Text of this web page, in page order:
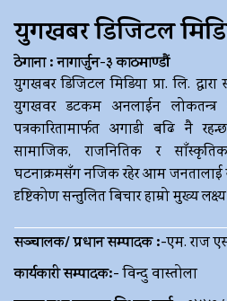
युगखबर डिजिटल
ठेगाना : नागार्जुन-३ काठमाण्डौं
युगखबर डिजिटल मिडिया प्रा. लि.
युगखवर डटकम अनलाईन लोकतन्त्र र
पत्रकारितामार्फत अगाडी बढि नै
सामाजिक, राजनितिक र
घटनाक्रमसँग नजिक रहेर आम जनतालाई
दृष्टिकोण सन्तुलित बिचार हाम्रो मुख्य लक्ष्य
सञ्चालक/ प्रधान सम्पादक :-एम. राज
कार्यकारी सम्पादक:-विन्दु वास्तोला